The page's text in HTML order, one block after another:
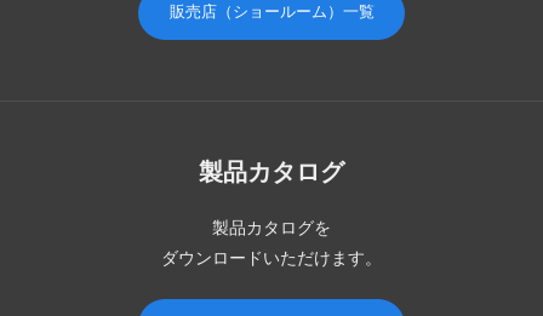
販売店（ショールーム）一覧
製品カタログ
製品カタログを
ダウンロードいただけます。